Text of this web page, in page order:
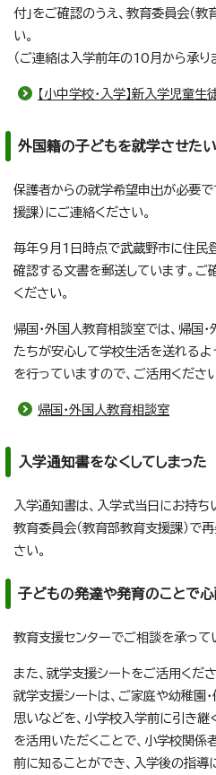
付」をご確認のうえ、教育委員会（
い。
（ご連絡は入学前年の10月から承り
【小中学校・入学】新入学児童
外国籍の子どもを就学させたい
保護者からの就学希望申出が必要で
援課）にご連絡ください。
毎年9月1日時点で武蔵野市に住民
確認する文書を郵送しています。ご
ください。
帰国・外国人教育相談室では、帰国
たちが安心して学校生活を送れる
を行っていますので、ご活用ください
帰国・外国人教育相談室
入学通知書をなくしてしまった
入学通知書は、入学式当日にお持ち
教育委員会（教育部教育支援課）で
さい。
子どもの発達や発育のことで
教育支援センターでご相談を承って
また、就学支援シートをご活用くださ
就学支援シートは、ご家庭や幼稚園
思いなどを、小学校入学前に引き継
を活用いただくことで、小学校関
前に知ることができ、入学後の指導